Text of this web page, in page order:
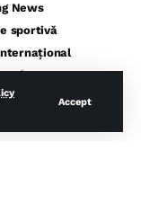
Accept
News
sportivă
vestiar